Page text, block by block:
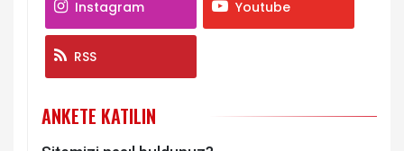
Instagram Youtube
RSS
ANKETE KATILIN